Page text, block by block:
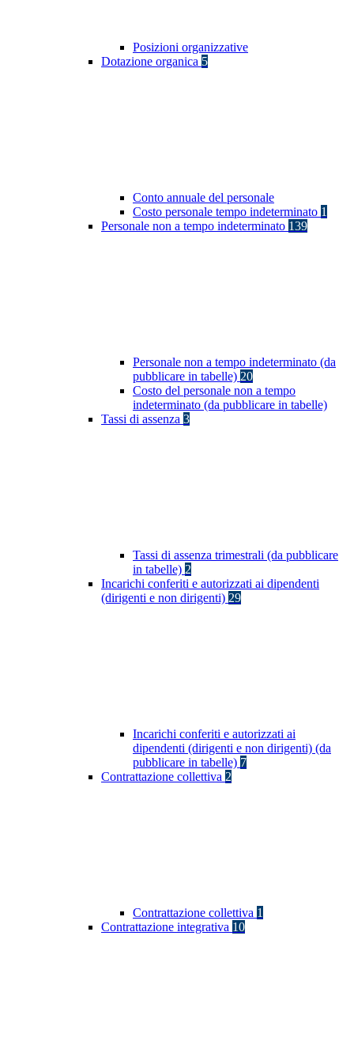
Posizioni organizzative
Dotazione organica 5
Conto annuale del personale
Costo personale tempo indeterminato 1
Personale non a tempo indeterminato 139
Personale non a tempo indeterminato (da
pubblicare in tabelle) 20
Costo del personale non a tempo
indeterminato (da pubblicare in tabelle)
Tassi di assenza 3
Tassi di assenza trimestrali (da pubblicare
in tabelle) 2
Incarichi conferiti e autorizzati ai dipendenti
(dirigenti e non dirigenti) 29
Incarichi conferiti e autorizzati ai
dipendenti (dirigenti e non dirigenti) (da
pubblicare in tabelle) 7
Contrattazione collettiva 2
Contrattazione collettiva 1
Contrattazione integrativa 10